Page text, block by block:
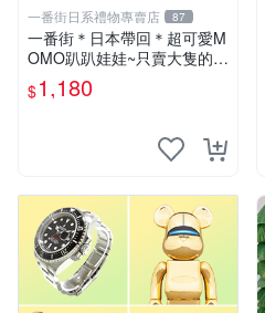
一番街日系禮物專賣店 87
一番街＊日本帶回＊超可愛M
OMO趴趴娃娃~只賣大隻的1
號~單隻價～生日禮物
$1,180